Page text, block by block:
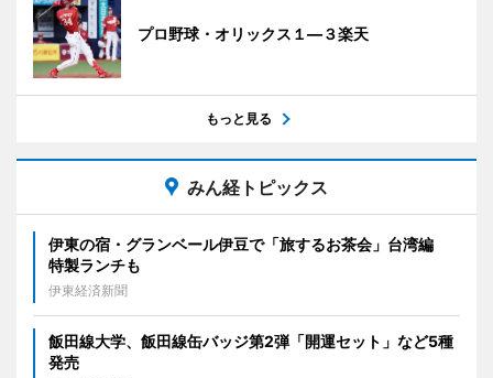
プロ野球・オリックス１―３楽天
もっと見る
みん経トピックス
伊東の宿・グランベール伊豆で「旅するお茶会」台湾編
特製ランチも
伊東経済新聞
飯田線大学、飯田線缶バッジ第2弾「開運セット」など5種
発売